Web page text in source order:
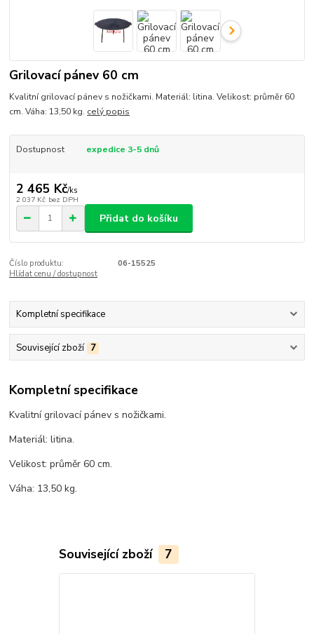
Grilovací pánev 60 cm
Kvalitní grilovací pánev s nožičkami. Materiál: litina. Velikost: průměr 60
cm. Váha: 13,50 kg. celý popis
Dostupnost expedice 3-5 dnů
2 465 Kč/ks
2 037 Kč bez DPH
Přidat do košíku
Číslo produktu:
06-15525
Hlídat cenu / dostupnost
Kompletní specifikace
Související zboží 7
Kompletní specifikace
Kvalitní grilovací pánev s nožičkami.
Materiál: litina.
Velikost: průměr 60 cm.
Váha: 13,50 kg.
Související zboží 7